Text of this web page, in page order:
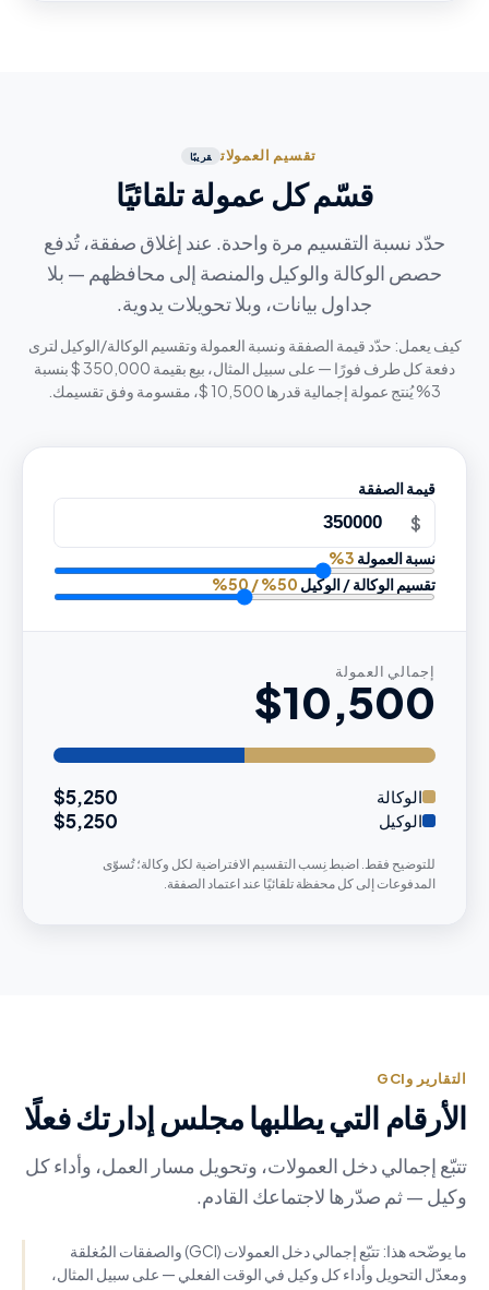
تقسيم العمولات قريبًا
قسّم كل عمولة تلقائيًا
حدّد نسبة التقسيم مرة واحدة. عند إغلاق صفقة، تُدفع
حصص الوكالة والوكيل والمنصة إلى محافظهم — بلا
جداول بيانات، وبلا تحويلات يدوية.
كيف يعمل: حدّد قيمة الصفقة ونسبة العمولة وتقسيم الوكالة/الوكيل لترى
دفعة كل طرف فورًا — على سبيل المثال، بيع بقيمة 350,000 $ بنسبة
3% يُنتج عمولة إجمالية قدرها 10,500 $، مقسومة وفق تقسيمك.
قيمة الصفقة
$
نسبة العمولة 3
%
تقسيم الوكالة / الوكيل 50
% /
50
%
إجمالي العمولة
$10,500
الوكالة $5,250
الوكيل $5,250
للتوضيح فقط. اضبط نِسب التقسيم الافتراضية لكل وكالة؛ تُسوّى
المدفوعات إلى كل محفظة تلقائيًا عند اعتماد الصفقة.
التقارير وGCI
الأرقام التي يطلبها مجلس إدارتك فعلًا
تتبّع إجمالي دخل العمولات، وتحويل مسار العمل، وأداء كل
وكيل — ثم صدّرها لاجتماعك القادم.
ما يوضّحه هذا: تتبّع إجمالي دخل العمولات (GCI) والصفقات المُغلقة
ومعدّل التحويل وأداء كل وكيل في الوقت الفعلي — على سبيل المثال،